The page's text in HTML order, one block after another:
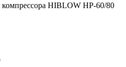
HIBLOW HP-60/80